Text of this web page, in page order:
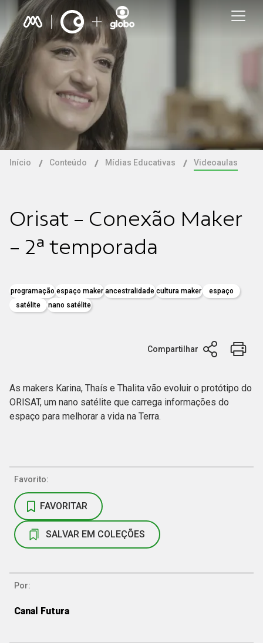
Início Conteúdo Mídias Educativas Videoaulas
Orisat - Conexão Maker
- 2ª temporada
programação espaço maker ancestralidade cultura maker
espaço
satélite
nano satélite
Compartilhar
As makers Karina, Thaís e Thalita vão evoluir o protótipo do
ORISAT, um nano satélite que carrega informações do
espaço para melhorar a vida na Terra.
Favorito:
FAVORITAR
SALVAR EM COLEÇÕES
Por:
Canal Futura